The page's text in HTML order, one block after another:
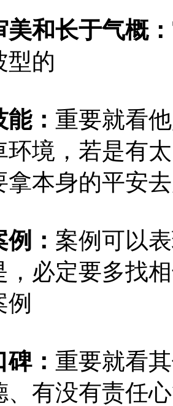
美和长于气概：
型的
： 重要就看
环境，若是有
拿本身的平安
： 案例可以
，必定要多找
例
： 重要就看
、有没有责任